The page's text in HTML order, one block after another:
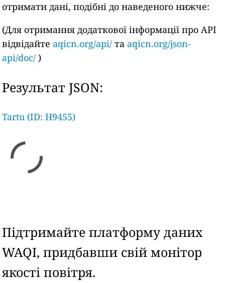
отримати дані, подібні до наведеного нижче:
(Для отримання додаткової інформації про API
відвідайте aqicn.org/api/ та aqicn.org/json-
api/doc/ )
Результат JSON:
Tartu (ID: H9455)
Підтримайте платформу даних
WAQI, придбавши свій монітор
якості повітря.